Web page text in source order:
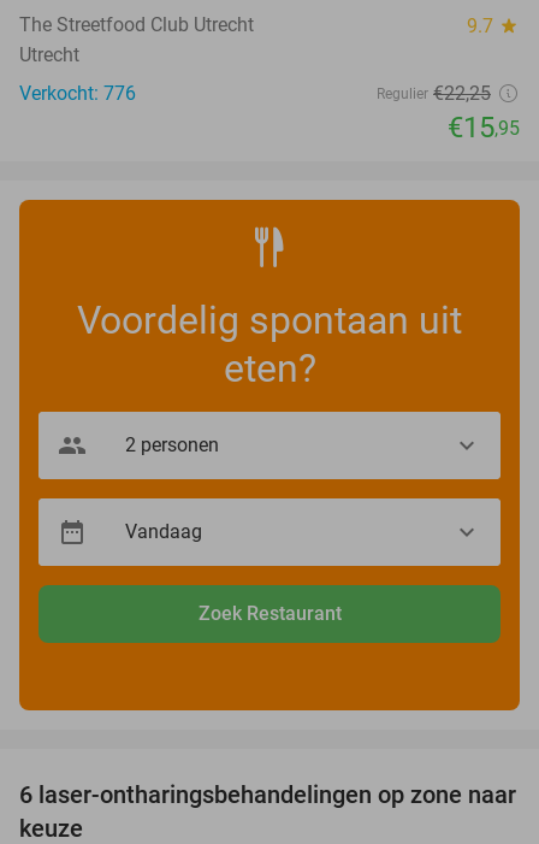
The Streetfood Club Utrecht 9.7 star
Utrecht
Verkocht: 776
Regulier €22,25
€15,95
Voordelig spontaan uit
eten?
Zoek Restaurant
72%
6 laser-ontharingsbehandelingen op zone naar
keuze